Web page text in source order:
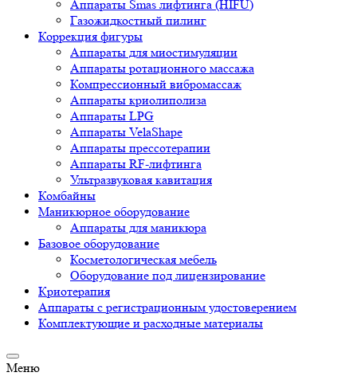
Аппараты Smas лифтинга (HIFU)
Газожидкостный пилинг
Коррекция фигуры
Аппараты для миостимуляции
Аппараты ротационного массажа
Компрессионный вибромассаж
Аппараты криолиполиза
Аппараты LPG
Аппараты VelaShape
Аппараты прессотерапии
Аппараты RF-лифтинга
Ультразвуковая кавитация
Комбайны
Маникюрное оборудование
Аппараты для маникюра
Базовое оборудование
Косметологическая мебель
Оборудование под лицензирование
Криотерапия
Аппараты c регистрационным удостоверением
Комплектующие и расходные материалы
Меню